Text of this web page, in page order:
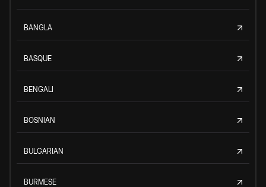
BANGLA
BASQUE
BENGALI
BOSNIAN
BULGARIAN
BURMESE